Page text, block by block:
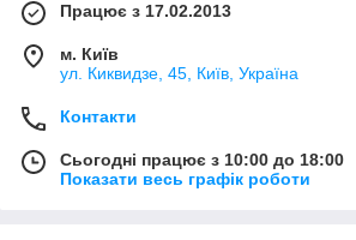
Працює з 17.02.2013
м. Київ
ул. Киквидзе, 45, Київ, Україна
Контакти
Сьогодні працює з 10:00 до 18:00
Показати весь графік роботи